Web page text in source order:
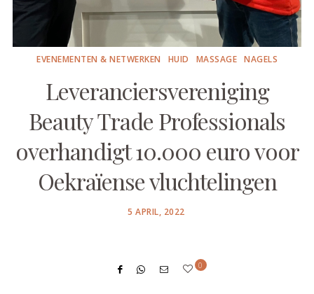
EVENEMENTEN & NETWERKEN HUID MASSAGE NAGELS
Leveranciersvereniging
Beauty Trade Professionals
overhandigt 10.000 euro voor
Oekraïense vluchtelingen
POSTED
5 APRIL, 2022
0